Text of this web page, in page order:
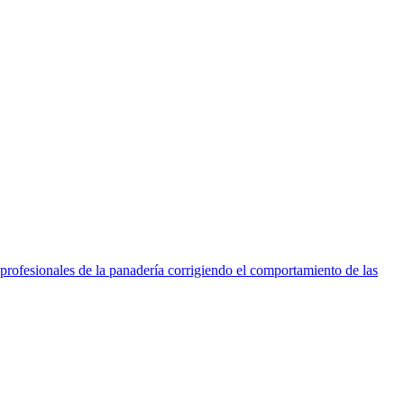
de la panadería corrigiendo el comportamiento de las